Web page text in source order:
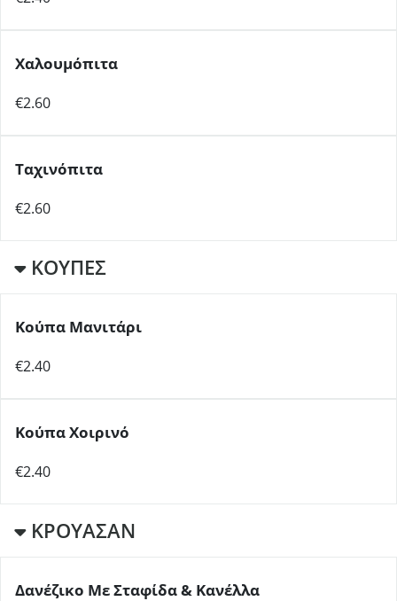
Χαλουμόπιτα
€2.60
Ταχινόπιτα
€2.60
ΚΟΥΠΕΣ
Κούπα Μανιτάρι
€2.40
Κούπα Χοιρινό
€2.40
ΚΡΟΥΑΣΑΝ
Δανέζικο Με Σταφίδα & Κανέλλα